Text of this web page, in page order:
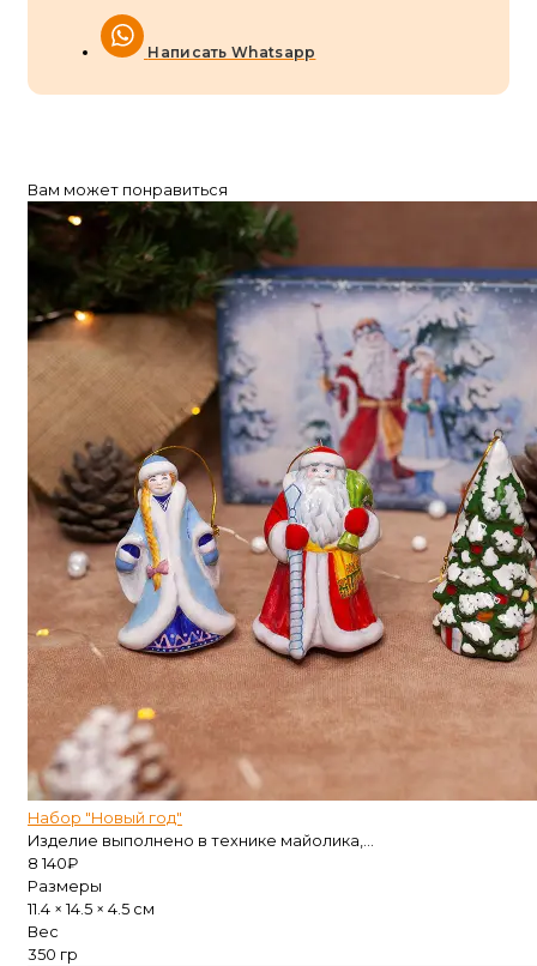
Написать Whatsapp
Вам может понравиться
Набор "Новый год"
Изделие выполнено в технике майолика,...
8 140₽
Размеры
11.4 × 14.5 × 4.5 см
Вес
350 гр